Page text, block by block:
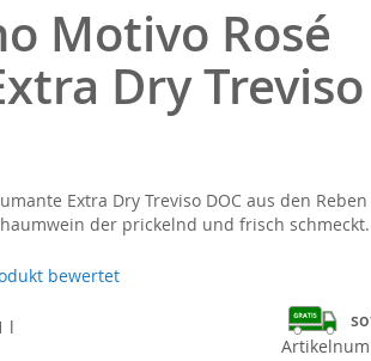
Motivo Rosé
Dry Treviso
Extra Dry Treviso DOC aus den Reben
der prickelnd und frisch schmeckt.
bewertet
l